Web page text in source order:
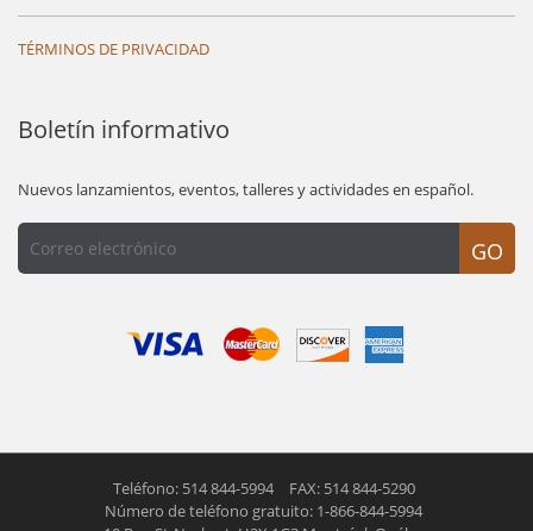
TÉRMINOS DE PRIVACIDAD
Boletín informativo
Nuevos lanzamientos, eventos, talleres y actividades en español.
GO
Teléfono: 514 844-5994
FAX: 514 844-5290
Número de teléfono gratuito: 1-866-844-5994